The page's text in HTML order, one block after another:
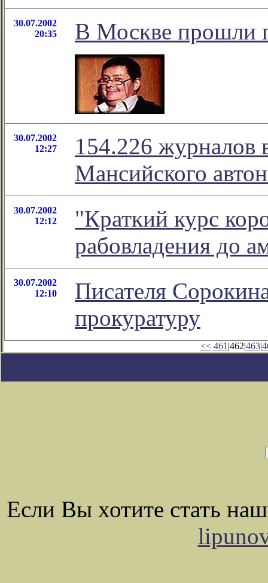
30.07.2002
20:35
В Москве прошли
30.07.2002
12:27
154.226 журналов
Мансийского
30.07.2002
12:12
"Краткий курс
рабовладения до
30.07.2002
12:10
Писателя
прокуратуру
<< 461 |462|463|
Если Вы хотите стать